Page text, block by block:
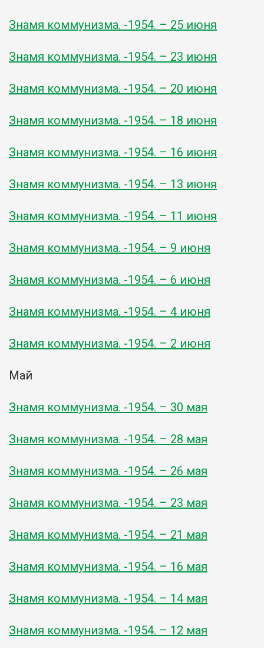
Знамя коммунизма. -1954. – 25 июня
Знамя коммунизма. -1954. – 23 июня
Знамя коммунизма. -1954. – 20 июня
Знамя коммунизма. -1954. – 18 июня
Знамя коммунизма. -1954. – 16 июня
Знамя коммунизма. -1954. – 13 июня
Знамя коммунизма. -1954. – 11 июня
Знамя коммунизма. -1954. – 9 июня
Знамя коммунизма. -1954. – 6 июня
Знамя коммунизма. -1954. – 4 июня
Знамя коммунизма. -1954. – 2 июня
Май
Знамя коммунизма. -1954. – 30 мая
Знамя коммунизма. -1954. – 28 мая
Знамя коммунизма. -1954. – 26 мая
Знамя коммунизма. -1954. – 23 мая
Знамя коммунизма. -1954. – 21 мая
Знамя коммунизма. -1954. – 16 мая
Знамя коммунизма. -1954. – 14 мая
Знамя коммунизма. -1954. – 12 мая